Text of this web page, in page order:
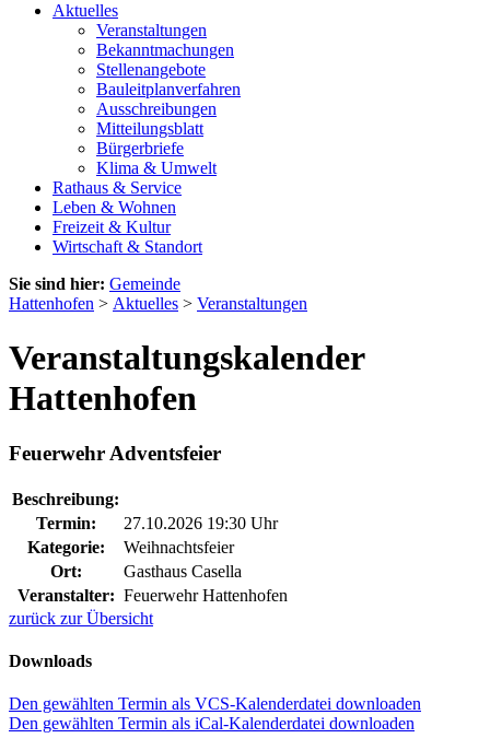
Aktuelles
Veranstaltungen
Bekanntmachungen
Stellenangebote
Bauleitplanverfahren
Ausschreibungen
Mitteilungsblatt
Bürgerbriefe
Klima & Umwelt
Rathaus & Service
Leben & Wohnen
Freizeit & Kultur
Wirtschaft & Standort
Sie sind hier: Gemeinde
Hattenhofen > Aktuelles > Veranstaltungen
Veranstaltungskalender
Hattenhofen
Feuerwehr Adventsfeier
Beschreibung:
Termin:
27.10.2026 19:30 Uhr
Kategorie:
Weihnachtsfeier
Ort:
Gasthaus Casella
Veranstalter: Feuerwehr Hattenhofen
zurück zur Übersicht
Downloads
Den gewählten Termin als VCS-Kalenderdatei downloaden
Den gewählten Termin als iCal-Kalenderdatei downloaden